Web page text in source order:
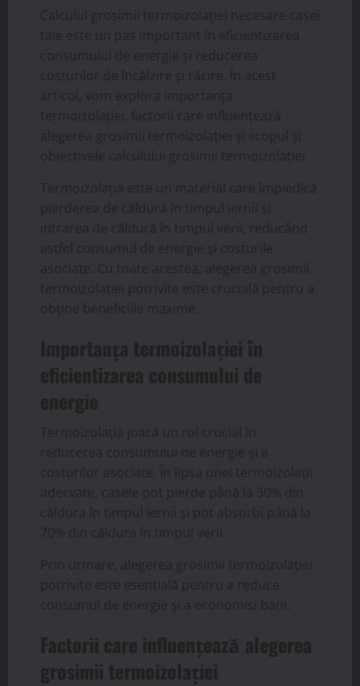
Calculul grosimii termoizolației necesare casei
tale este un pas important în eficientizarea
consumului de energie și reducerea
costurilor de încălzire și răcire. În acest
articol, vom explora importanța
termoizolației, factorii care influențează
alegerea grosimii termoizolației și scopul și
obiectivele calculului grosimii termoizolației.
Termoizolația este un material care împiedică
pierderea de căldură în timpul iernii și
intrarea de căldură în timpul verii, reducând
astfel consumul de energie și costurile
asociate. Cu toate acestea, alegerea grosimii
termoizolației potrivite este crucială pentru a
obține beneficiile maxime.
Importanța termoizolației în
eficientizarea consumului de
energie
Termoizolația joacă un rol crucial în
reducerea consumului de energie și a
costurilor asociate. În lipsa unei termoizolații
adecvate, casele pot pierde până la 30% din
căldura în timpul iernii și pot absorbi până la
70% din căldura în timpul verii.
Prin urmare, alegerea grosimii termoizolației
potrivite este esențială pentru a reduce
consumul de energie și a economisi bani.
Factorii care influențează alegerea
grosimii termoizolației